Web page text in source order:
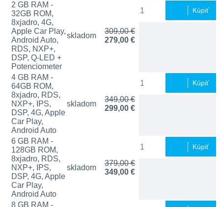
2 GB RAM -
32GB ROM,
8xjadro, 4G,
Apple Car Play,
Android Auto,
RDS, NXP+,
DSP, Q-LED +
Potenciometer
skladom
309,00 €
279,00 €
Kúpiť
4 GB RAM -
64GB ROM,
8xjadro, RDS,
NXP+, IPS,
DSP, 4G, Apple
Car Play,
Android Auto
skladom
349,00 €
299,00 €
Kúpiť
6 GB RAM -
128GB ROM,
8xjadro, RDS,
NXP+, IPS,
DSP, 4G, Apple
Car Play,
Android Auto
skladom
379,00 €
349,00 €
Kúpiť
8 GB RAM -